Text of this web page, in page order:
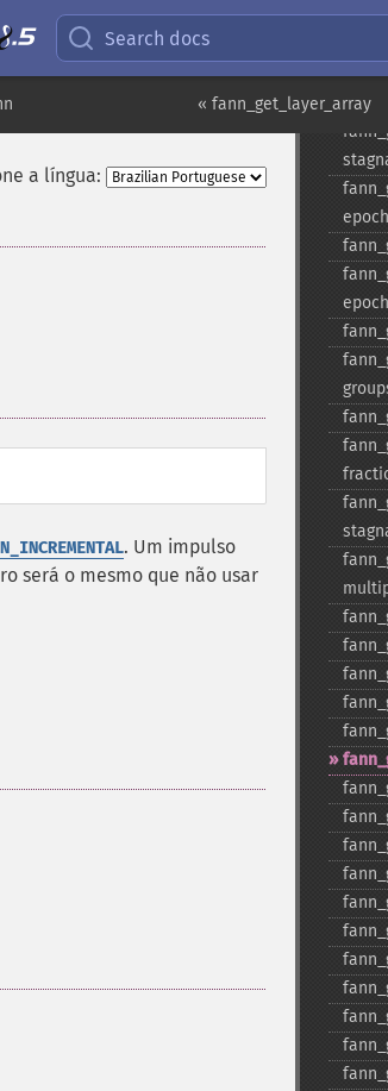
Search docs
« fann_get_layer_array
a língua:
. Um impulso
será o mesmo que não usar